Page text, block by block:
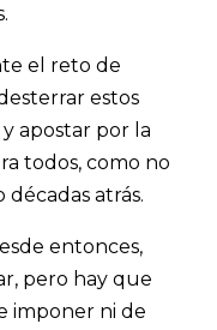
el reto de
estos
y apostar por la
todos, como no
décadas atrás.
entonces,
pero hay que
imponer ni de